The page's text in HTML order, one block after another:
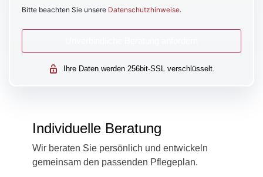
Bitte beachten Sie unsere Datenschutzhinweise.
Ihre Daten werden 256bit-SSL verschlüsselt.
Individuelle Beratung
Wir beraten Sie persönlich und entwickeln
gemeinsam den passenden Pflegeplan.